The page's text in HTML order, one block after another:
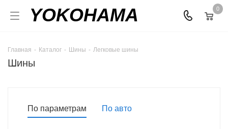
YOKOHAMA 0
Главная - Каталог - Шины - Легковые шины
Шины
По параметрам По авто